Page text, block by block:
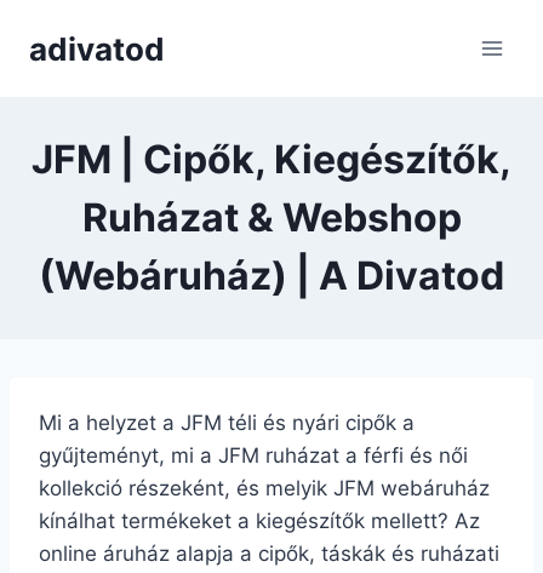
adivatod
JFM | Cipők, Kiegészítők,
Ruházat & Webshop
(Webáruház) | A Divatod
Mi a helyzet a JFM téli és nyári cipők a
gyűjteményt, mi a JFM ruházat a férfi és női
kollekció részeként, és melyik JFM webáruház
kínálhat termékeket a kiegészítők mellett? Az
online áruház alapja a cipők, táskák és ruházati